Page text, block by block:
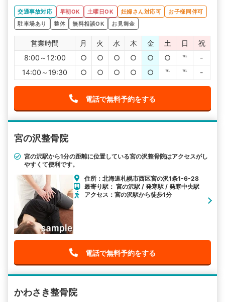
交通事故対応 早朝OK 土曜日OK 妊婦さん対応可
お子様同伴可
駐車場あり
整体 無料相談OK お見舞金
営業時間 月 火 水 木 金 土 日
祝
8:00～12:00
○ ○ ○ ○ ○ ○ ℡
-
14:00～19:30
○ ○ ○ ○ ○ ℡ ℡ -
電話で無料予約をする
宮の沢整骨院
宮の沢駅から1分の距離に位置している宮の沢整骨院はアクセスがし
やすくて便利です。
住所：北海道札幌市西区宮の沢1条1-6-28
最寄り駅： 宮の沢駅 / 発寒駅 / 発寒中央駅
アクセス：宮の沢駅から徒歩1分
電話で無料予約をする
かわさき整骨院